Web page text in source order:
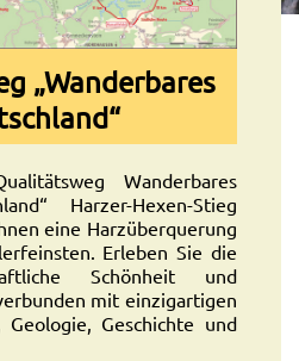
„Wanderbares
Wanderbares
Harzer-Hexen-Stieg
eine Harzüberquerung
Erleben Sie die
Schönheit und
mit einzigartigen
Geschichte und